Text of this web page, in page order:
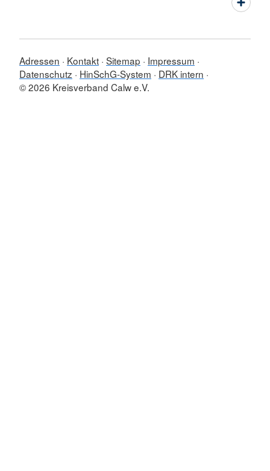
Adressen Kontakt Sitemap
Impressum
Datenschutz
HinSchG-System
DRK intern
© 2026 Kreisverband Calw e.V.